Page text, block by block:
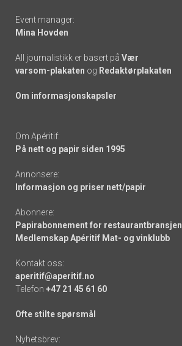
Event manager:
Mina Hovden
All journalistikk er basert på Vær
varsom-plakaten og Redaktørplakaten
Om informasjonskapsler
Om Apéritif:
På nett og papir siden 1995
Annonsere:
Informasjon og priser nett/papir
Abonnere:
Papirabonnement for restaurantbransjen
Medlemskap Apéritif Mat- og vinklubb
Kontakt oss:
aperitif@aperitif.no
Telefon +47 21 45 61 60
Ofte stilte spørsmål
Nyhetsbrev: